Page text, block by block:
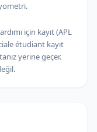
için kayıt (APL
étudiant kayıt
yerine geçer.